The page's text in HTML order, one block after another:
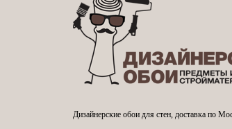
Дизайнерские обои для стен, доставка по